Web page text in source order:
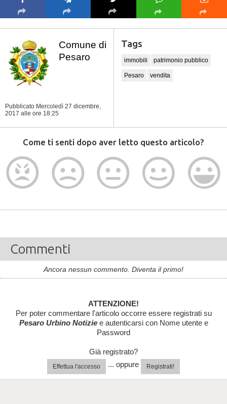
Comune di
Pesaro
Pubblicato Mercoledì 27 dicembre,
2017 alle ore 18:25
Tags
immobili patrimonio pubblico
Pesaro vendita
Come ti senti dopo aver letto questo articolo?
Commenti
Ancora nessun commento. Diventa il primo!
ATTENZIONE!
Per poter commentare l'articolo occorre essere registrati su
Pesaro Urbino Notiziee autenticarsi con Nome utente e
Password
Già registrato?
Effettua l'accesso ... oppure Registrati!